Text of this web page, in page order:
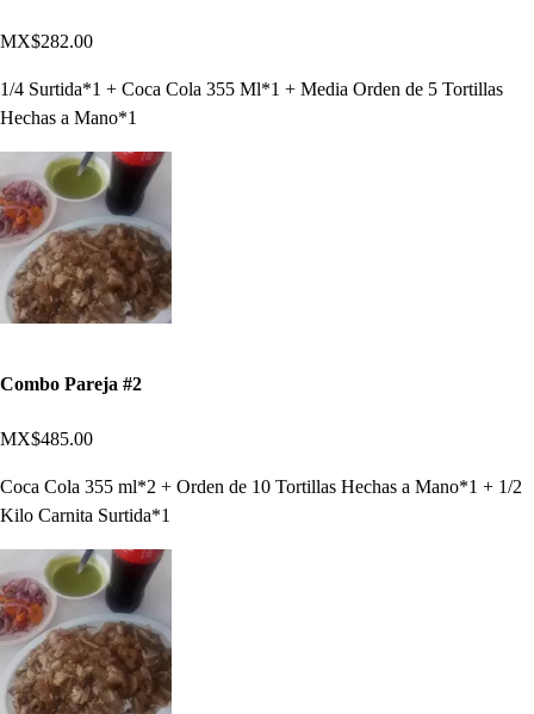
MX$282.00
1/4 Surtida*1 + Coca Cola 355 Ml*1 + Media Orden de 5 Tortillas
Hechas a Mano*1
Combo Pareja #2
MX$485.00
Coca Cola 355 ml*2 + Orden de 10 Tortillas Hechas a Mano*1 + 1/2
Kilo Carnita Surtida*1